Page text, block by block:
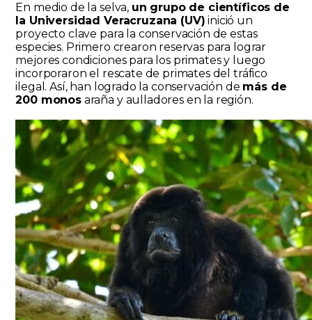
En medio de la selva, un grupo de científicos de
la Universidad Veracruzana (UV) inició un
proyecto clave para la conservación de estas
especies. Primero crearon reservas para lograr
mejores condiciones para los primates y luego
incorporaron el rescate de primates del tráfico
ilegal. Así, han logrado la conservación de más de
200 monosaraña y aulladores en la región.